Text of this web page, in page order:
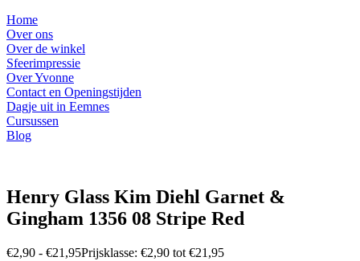
Home
Over ons
Over de winkel
Sfeerimpressie
Over Yvonne
Contact en Openingstijden
Dagje uit in Eemnes
Cursussen
Blog
Henry Glass Kim Diehl Garnet &
Gingham 1356 08 Stripe Red
€2,90 - €21,95Prijsklasse: €2,90 tot €21,95